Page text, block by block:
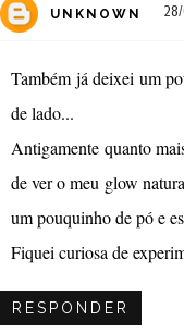
UNKNOWN 28/
Também já deixei um
de lado...
Antigamente quanto
de ver o meu glow
um pouquinho de pó e
Fiquei curiosa de
RESPONDER